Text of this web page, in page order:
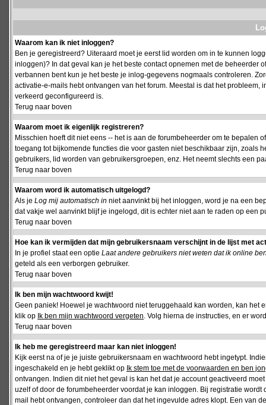
Waarom kan ik niet inloggen?
Ben je geregistreerd? Uiteraard moet je eerst lid worden om in te kunnen
inloggen)? In dat geval kan je het beste contact opnemen met de beheerder
verbannen bent kun je het beste je inlog-gegevens nogmaals controleren.
activatie-e-mails hebt ontvangen van het forum. Meestal is dat het
verkeerd geconfigureerd is.
Terug naar boven
Waarom moet ik eigenlijk registreren?
Misschien hoeft dit niet eens -- het is aan de forumbeheerder om te bepalen
toegang tot bijkomende functies die voor gasten niet beschikbaar zijn,
gebruikers, lid worden van gebruikersgroepen, enz. Het neemt slechts een
Terug naar boven
Waarom word ik automatisch uitgelogd?
Als je Log mij automatisch in niet aanvinkt bij het inloggen, word je na een
dat vakje wel aanvinkt blijf je ingelogd, dit is echter niet aan te raden op een
Terug naar boven
Hoe kan ik vermijden dat mijn gebruikersnaam verschijnt in de lijst met
In je profiel staat een optie Laat andere gebruikers niet weten dat ik online
geteld als een verborgen gebruiker.
Terug naar boven
Ik ben mijn wachtwoord kwijt!
Geen paniek! Hoewel je wachtwoord niet teruggehaald kan worden, kan
klik op Ik ben mijn wachtwoord vergeten. Volg hierna de instructies, en er
Terug naar boven
Ik heb me geregistreerd maar kan niet inloggen!
Kijk eerst na of je je juiste gebruikersnaam en wachtwoord hebt ingetypt.
ingeschakeld en je hebt geklikt op Ik stem toe met de voorwaarden en ben
ontvangen. Indien dit niet het geval is kan het dat je account geactiveerd
uzelf of door de forumbeheerder voordat je kan inloggen. Bij registratie
mail hebt ontvangen, controleer dan dat het ingevulde adres klopt. Een van